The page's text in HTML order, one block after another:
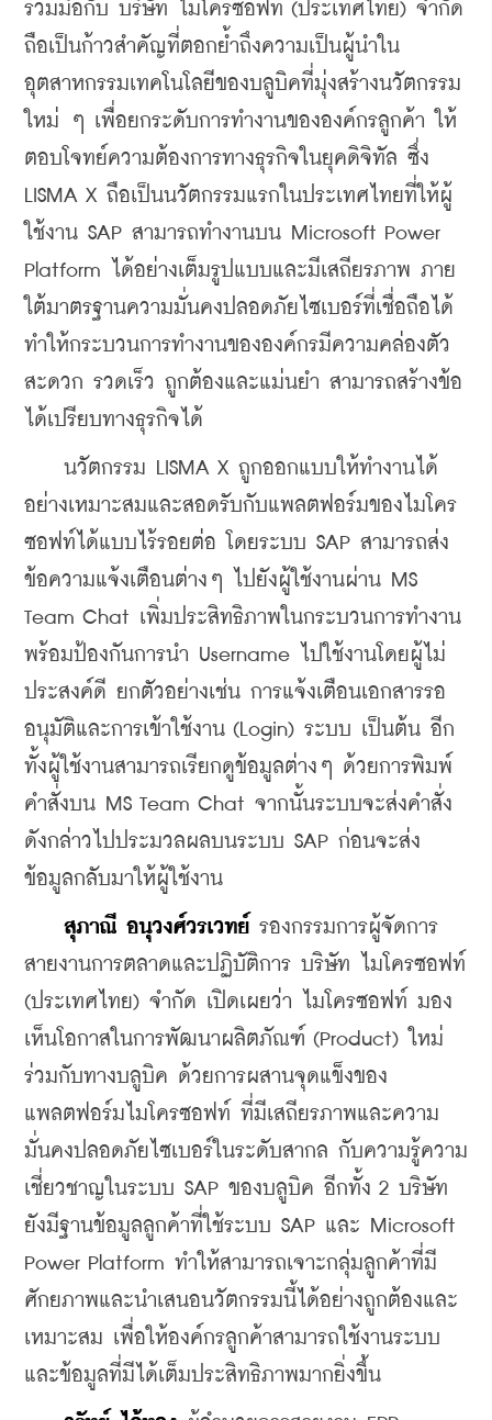
ร่วมมือกับ บริษัท ไมโครซอฟท์ (ประเทศไทย) จำกัด
ถือเป็นก้าวสำคัญที่ตอกย้ำถึงความเป็นผู้นำใน
อุตสาหกรรมเทคโนโลยีของบลูบิคที่มุ่งสร้างนวัตกรรม
ใหม่ ๆ เพื่อยกระดับการทำงานขององค์กรลูกค้า ให้
ตอบโจทย์ความต้องการทางธุรกิจในยุคดิจิทัล ซึ่ง
LISMA X ถือเป็นนวัตกรรมแรกในประเทศไทยที่ให้ผู้
ใช้งาน SAP สามารถทำงานบน Microsoft Power
Platform ได้อย่างเต็มรูปแบบและมีเสถียรภาพ ภาย
ใต้มาตรฐานความมั่นคงปลอดภัยไซเบอร์ที่เชื่อถือได้
ทำให้กระบวนการทำงานขององค์กรมีความคล่องตัว
สะดวก รวดเร็ว ถูกต้องและแม่นยำ สามารถสร้างข้อ
ได้เปรียบทางธุรกิจได้
นวัตกรรม LISMA X ถูกออกแบบให้ทำงานได้
อย่างเหมาะสมและสอดรับกับแพลตฟอร์มของไมโคร
ซอฟท์ได้แบบไร้รอยต่อ โดยระบบ SAP สามารถส่ง
ข้อความแจ้งเตือนต่างๆ ไปยังผู้ใช้งานผ่าน MS
Team Chat เพิ่มประสิทธิภาพในกระบวนการทำงาน
พร้อมป้องกันการนำ Username ไปใช้งานโดยผู้ไม่
ประสงค์ดี ยกตัวอย่างเช่น การแจ้งเตือนเอกสารรอ
อนุมัติและการเข้าใช้งาน (Login) ระบบ เป็นต้น อีก
ทั้งผู้ใช้งานสามารถเรียกดูข้อมูลต่างๆ ด้วยการพิมพ์
คำสั่งบน MS Team Chat จากนั้นระบบจะส่งคำสั่ง
ดังกล่าวไปประมวลผลบนระบบ SAP ก่อนจะส่ง
ข้อมูลกลับมาให้ผู้ใช้งาน
สุภาณี อนุวงศ์วรเวทย์ รองกรรมการผู้จัดการ
สายงานการตลาดและปฏิบัติการ บริษัท ไมโครซอฟท์
(ประเทศไทย) จำกัด เปิดเผยว่า ไมโครซอฟท์ มอง
เห็นโอกาสในการพัฒนาผลิตภัณฑ์ (Product) ใหม่
ร่วมกับทางบลูบิค ด้วยการผสานจุดแข็งของ
แพลตฟอร์มไมโครซอฟท์ ที่มีเสถียรภาพและความ
มั่นคงปลอดภัยไซเบอร์ในระดับสากล กับความรู้ความ
เชี่ยวชาญในระบบ SAP ของบลูบิค อีกทั้ง 2 บริษัท
ยังมีฐานข้อมูลลูกค้าที่ใช้ระบบ SAP และ Microsoft
Power Platform ทำให้สามารถเจาะกลุ่มลูกค้าที่มี
ศักยภาพและนำเสนอนวัตกรรมนี้ได้อย่างถูกต้องและ
เหมาะสม เพื่อให้องค์กรลูกค้าสามารถใช้งานระบบ
และข้อมูลที่มีได้เต็มประสิทธิภาพมากยิ่งขึ้น